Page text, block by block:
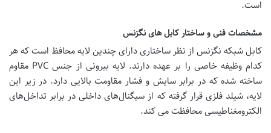
است.
مشخصات فنی و ساختار کابل‌ های نگزنس
کابل شبکه نگزنس از نظر ساختاری دارای چندین لایه محافظ است که هر
کدام وظیفه خاصی را بر عهده دارند. لایه بیرونی از جنس PVC مقاوم
ساخته شده که در برابر سایش و فشار مقاومت بالایی دارد. در زیر این
لایه، شیلد فلزی قرار گرفته که از سیگنال‌های داخلی در برابر تداخل‌های
الکترومغناطیسی محافظت می کند.